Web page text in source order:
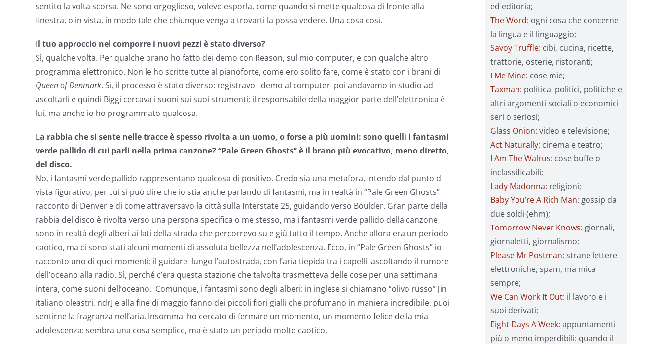
sentito la volta scorsa. Ne sono orgoglioso, volevo esporla, come quando si mette qualcosa di fronte alla
finestra, o in vista, in modo tale che chiunque venga a trovarti la possa vedere. Una cosa così.
Il tuo approccio nel comporre i nuovi pezzi è stato diverso?
Sì, qualche volta. Per qualche brano ho fatto dei demo con Reason, sul mio computer, e con qualche altro
programma elettronico. Non le ho scritte tutte al pianoforte, come ero solito fare, come è stato con i brani di
Queen of Denmark. Sì, il processo è stato diverso: registravo i demo al computer, poi andavamo in studio ad
ascoltarli e quindi Biggi cercava i suoni sui suoi strumenti; il responsabile della maggior parte dell’elettronica è
lui, ma anche io ho programmato qualcosa.
La rabbia che si sente nelle tracce è spesso rivolta a un uomo, o forse a più uomini: sono quelli i fantasmi
verde pallido di cui parli nella prima canzone?“Pale Green Ghosts” è il brano più evocativo, meno diretto,
del disco.
No, i fantasmi verde pallido rappresentano qualcosa di positivo. Credo sia una metafora, intendo dal punto di
vista figurativo, per cui si può dire che io stia anche parlando di fantasmi, ma in realtà in “Pale Green Ghosts”
racconto di Denver e di come attraversavo la città sulla Interstate 25, guidando verso Boulder. Gran parte della
rabbia del disco è rivolta verso una persona specifica o me stesso, ma i fantasmi verde pallido della canzone
sono in realtà degli alberi ai lati della strada che percorrevo su e giù tutto il tempo. Anche allora era un periodo
caotico, ma ci sono stati alcuni momenti di assoluta bellezza nell’adolescenza. Ecco, in “Pale Green Ghosts” io
racconto uno di quei momenti: il guidare lungo l’autostrada, con l’aria tiepida tra i capelli, ascoltando il rumore
dell’oceano alla radio. Sì, perché c’era questa stazione che talvolta trasmetteva delle cose per una settimana
intera, come suoni dell’oceano. Comunque, i fantasmi sono degli alberi: in inglese si chiamano “olivo russo” [in
italiano oleastri, ndr] e alla fine di maggio fanno dei piccoli fiori gialli che profumano in maniera incredibile, puoi
sentirne la fragranza nell’aria. Insomma, ho cercato di fermare un momento, un momento felice della mia
adolescenza: sembra una cosa semplice, ma è stato un periodo molto caotico.
ed editoria;
The Word: ogni cosa che concerne
la lingua e il linguaggio;
Savoy Truffle: cibi, cucina, ricette,
trattorie, osterie, ristoranti;
I Me Mine: cose mie;
Taxman: politica, politici, politiche e
altri argomenti sociali o economici
seri o seriosi;
Glass Onion: video e televisione;
Act Naturally: cinema e teatro;
I Am The Walrus: cose buffe o
inclassificabili;
Lady Madonna: religioni;
Baby You’re A Rich Man: gossip da
due soldi (ehm);
Tomorrow Never Knows: giornali,
giornaletti, giornalismo;
Please Mr Postman: strane lettere
elettroniche, spam, ma mica
sempre;
We Can Work It Out: il lavoro e i
suoi derivati;
Eight Days A Week: appuntamenti
più o meno imperdibili: quando il